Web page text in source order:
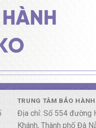
TRUNG TÂM BẢO
Địa chỉ: Số 554 đường
Khánh, Thành phố Đà